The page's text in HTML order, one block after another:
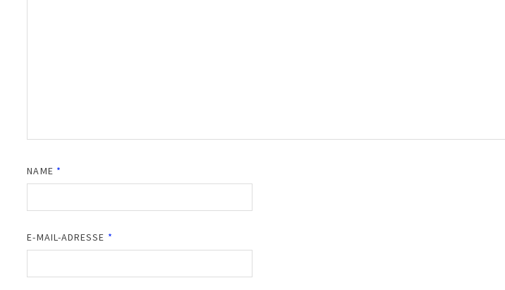
NAME *
E-MAIL-ADRESSE *